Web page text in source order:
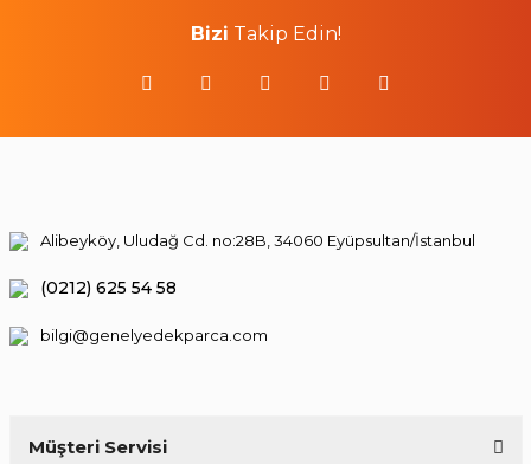
Bizi Takip Edin!
Müşteri Servisi
Alibeyköy, Uludağ Cd. no:28B, 34060 Eyüpsultan/İstanbul
(0212) 625 54 58
bilgi@genelyedekparca.com